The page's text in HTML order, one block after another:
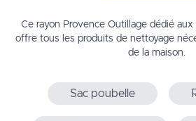
Ce rayon Provence Outillage dédié
offre tous les produits de nettoyage
de la maison.
Sac poubelle